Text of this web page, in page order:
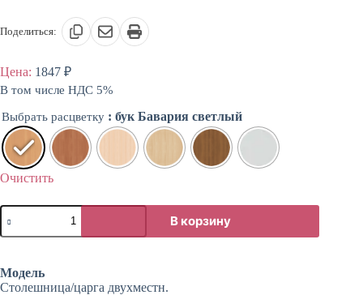
Поделиться:
Цена: 1847 ₽
В том числе НДС 5%
Выбрать расцветку : бук Бавария светлый
Очистить
В корзину
Модель
Столешница/царга двухместн.